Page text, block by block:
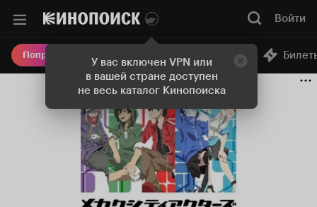
У вас включен VPN или
в вашей стране доступен
не весь каталог Кинопоиска
Войти
Попробовать Плюс Онлайн-кинотеатр